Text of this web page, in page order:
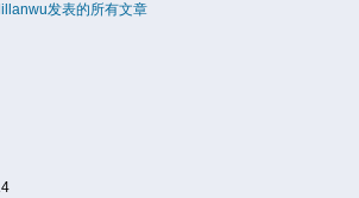
发表的所有文章